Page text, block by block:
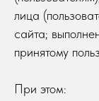
лица
сайта;
принятому
При этом: